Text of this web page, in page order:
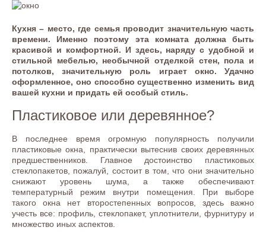
Кухня – место, где семья проводит значительную часть
времени. Именно поэтому эта комната должна быть
красивой и комфортной. И здесь, наряду с удобной и
стильной мебелью, необычной отделкой стен, пола и
потолков, значительную роль играет окно. Удачно
оформленное, оно способно существенно изменить вид
вашей кухни и придать ей особый стиль.
Пластиковое или деревянное?
В последнее время огромную популярность получили
пластиковые окна, практически вытеснив своих деревянных
предшественников. Главное достоинство пластиковых
стеклопакетов, пожалуй, состоит в том, что они значительно
снижают уровень шума, а также обеспечивают
температурный режим внутри помещения. При выборе
такого окна нет второстепенных вопросов, здесь важно
учесть все: профиль, стеклопакет, уплотнители, фурнитуру и
множество иных аспектов.